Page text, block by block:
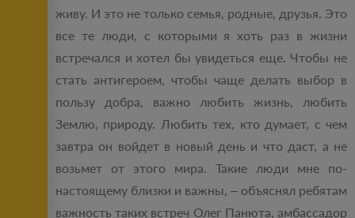
живу. И это не только семья, родные, друзья. Это
все те люди, с которыми я хоть раз в жизни
встречался и хотел бы увидеться еще. Чтобы не
стать антигероем, чтобы чаще делать выбор в
пользу добра, важно любить жизнь, любить
Землю, природу. Любить тех, кто думает, с чем
завтра он войдет в новый день и что даст, а не
возьмет от этого мира. Такие люди мне по-
настоящему близки и важны, – объяснял ребятам
важность таких встреч Олег Панюта, амбассадор